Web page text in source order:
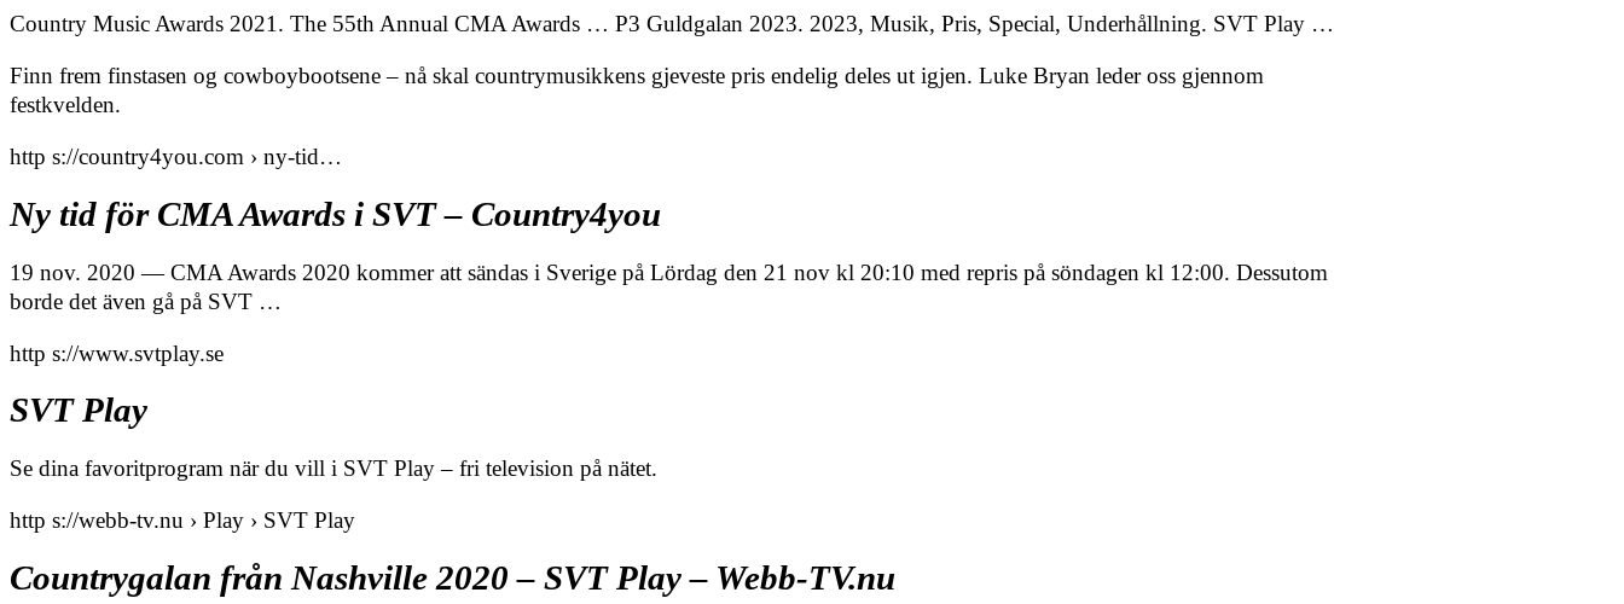
Country Music Awards 2021. The 55th Annual CMA Awards … P3 Guldgalan 2023. 2023, Musik, Pris, Special, Underhållning. SVT Play …
Finn frem finstasen og cowboybootsene – nå skal countrymusikkens gjeveste pris endelig deles ut igjen. Luke Bryan leder oss gjennom
festkvelden.
http s://country4you.com › ny-tid…
Ny tid för CMA Awards i SVT – Country4you
19 nov. 2020 — CMA Awards 2020 kommer att sändas i Sverige på Lördag den 21 nov kl 20:10 med repris på söndagen kl 12:00. Dessutom
borde det även gå på SVT …
http s://www.svtplay.se
SVT Play
Se dina favoritprogram när du vill i SVT Play – fri television på nätet.
http s://webb-tv.nu › Play › SVT Play
Countrygalan från Nashville 2020 – SVT Play – Webb-TV.nu